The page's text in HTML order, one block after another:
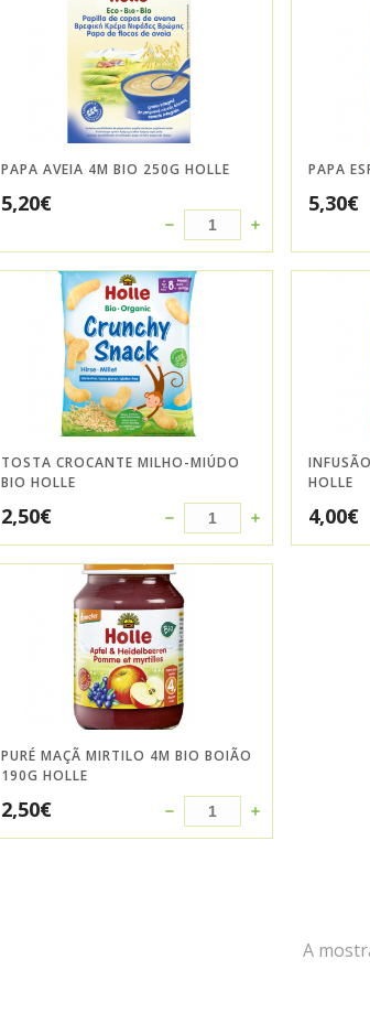
PAPA AVEIA 4M BIO 250G HOLLE
5,20€
PAPA
5,30€
TOSTA CROCANTE MILHO-MIÚDO
BIO HOLLE
2,50€
HOLLE
4,00€
PURÉ MAÇÃ MIRTILO 4M BIO BOIÃO
190G HOLLE
2,50€
A